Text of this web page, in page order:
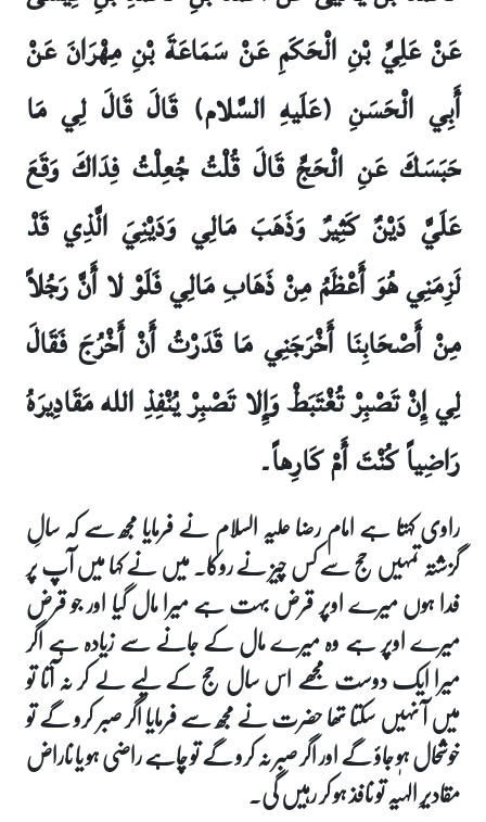
عَنْ عَلِيِّ بْنِ الْحَكَمِ عَنْ سَمَاعَةَ بْنِ مِهْرَانَ عَنْ
أَبِي الْحَسَنِ (عَلَيهِ السَّلام) قَالَ قَالَ لِي مَا
حَبَسَكَ عَنِ الْحَجِّ قَالَ قُلْتُ جُعِلْتُ فِدَاكَ وَقَعَ
عَلَيَّ دَيْنٌ كَثِيرٌ وَذَهَبَ مَالِي وَدَيْنِيَ الَّذِي قَدْ
لَزِمَنِي هُوَ أَعْظَمُ مِنْ ذَهَابِ مَالِي فَلَوْ لا أَنَّ رَجُلاً
مِنْ أَصْحَابِنَا أَخْرَجَنِي مَا قَدَرْتُ أَنْ أَخْرُجَ فَقَالَ
لِي إِنْ تَصْبِرْ تُغْتَبَطْ وَإِلا تَصْبِرْ يُنْفِذِ الله مَقَادِيرَهُ
رَاضِياً كُنْتَ أَمْ كَارِهاً۔
راوی کہتا ہے امام رضا علیہ السلام نے فرمایا مجھ سے کہ سالِ
گزشتہ تمہیں حج سے کس چیز نے روکا۔ میں نے کہا میں آپ پر
فدا ہوں میرے اوپر قرض بہت ہے میرا مال گیا اور جو قرض
میرے اوپر ہے وہ میرے مال کے جانے سے زیادہ ہے اگر
میرا ایک دوست مجھے اس سال حج کے لیے لے کر نہ آتا تو
میں آ نہیں سکتا تھا حضرت نے مجھ سے فرمایا اگر صبر کرو گے تو
خوشحال ہو جاؤ گے اور اگر صبر نہ کرو گے تو چاہے راضی ہو یا ناراض
مقادیرِ الہٰیہ تو نافذ ہو کر رہیں گی۔